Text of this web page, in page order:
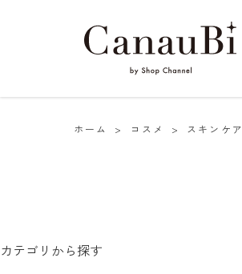
ホーム > コスメ > スキンケア
カテゴリから探す